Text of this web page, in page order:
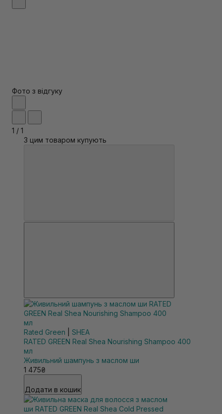
Фото з відгуку
1 / 1
З цим товаром купують
Rated Green
SHEA
RATED GREEN Real Shea Nourishing Shampoo 400
мл
Живильний шампунь з маслом ши
1 475₴
Додати в кошик